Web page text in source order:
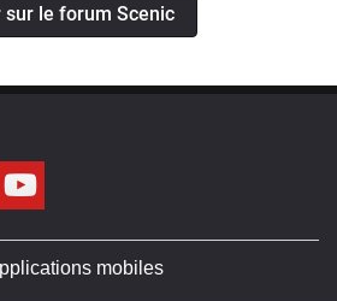
sur le forum Scenic
mobiles